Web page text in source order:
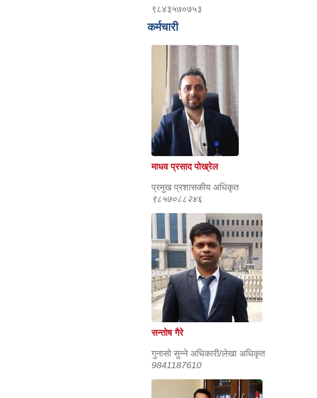
९८४३५७०७५३
कर्मचारी
माधव प्रसाद पोख्रेल
प्रमुख प्रशासकीय अधिकृत
९८५७०८८२४६
सन्तोष गैरे
गुनासाे सुन्‍ने अधिकारी/लेखा अधिकृत
9841187610